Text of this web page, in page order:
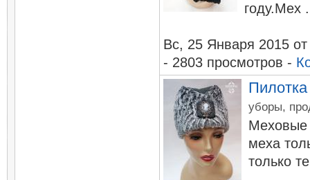
году.Мех
Вc, 25 Января 2015
- 2803 просмотров -
уборы,
Меховые
меха
только